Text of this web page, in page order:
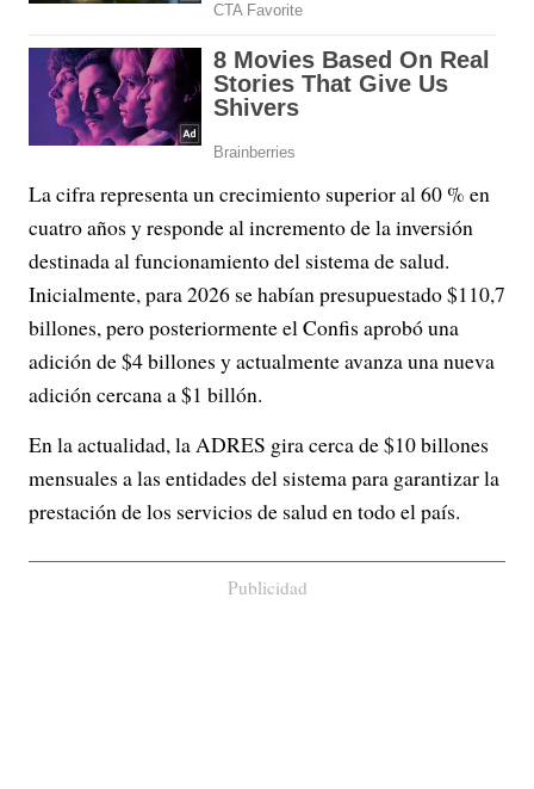
La cifra representa un crecimiento superior al 60 % en
cuatro años y responde al incremento de la inversión
destinada al funcionamiento del sistema de salud.
Inicialmente, para 2026 se habían presupuestado $110,7
billones, pero posteriormente el Confis aprobó una
adición de $4 billones y actualmente avanza una nueva
adición cercana a $1 billón.
En la actualidad, la ADRES gira cerca de $10 billones
mensuales a las entidades del sistema para garantizar la
prestación de los servicios de salud en todo el país.
Publicidad